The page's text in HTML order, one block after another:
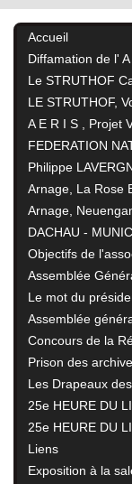
Accueil
Diffamation de l'
Le STRUTHOF
LE STRUTHOF,
A E R I S , Projet
FEDERATION
Philippe
Arnage, La Rose
Arnage,
DACHAU -
Objectifs de
Assemblée
Le mot du
Assemblée
Concours de la
Prison des
Les Drapeaux
25e HEURE DU
25e HEURE DU
Liens
Exposition à la